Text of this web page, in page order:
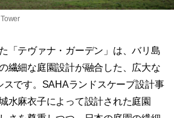
「テヴァナ・ガーデン」は、バリ島
繊細な庭園設計が融合した、広大な
スです。SAHAランドスケープ設計事
水麻衣子によって設計された庭園